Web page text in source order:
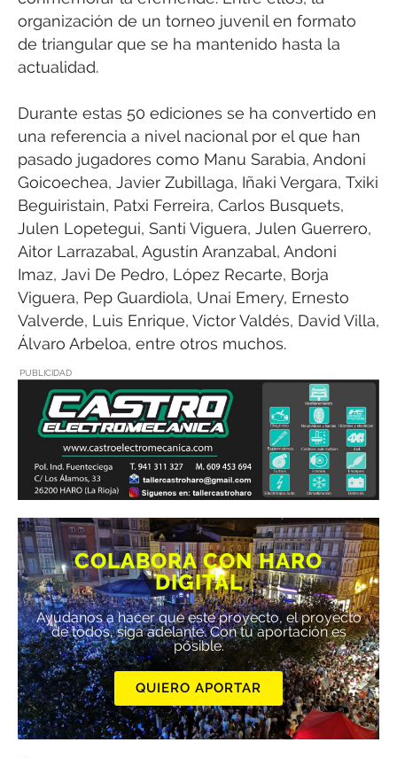
organización de un torneo juvenil en formato
de triangular que se ha mantenido hasta la
actualidad.
Durante estas 50 ediciones se ha convertido en
una referencia a nivel nacional por el que han
pasado jugadores como Manu Sarabia, Andoni
Goicoechea, Javier Zubillaga, Iñaki Vergara, Txiki
Beguiristain, Patxi Ferreira, Carlos Busquets,
Julen Lopetegui, Santi Viguera, Julen Guerrero,
Aitor Larrazabal, Agustín Aranzabal, Andoni
Imaz, Javi De Pedro, López Recarte, Borja
Viguera, Pep Guardiola, Unai Emery, Ernesto
Valverde, Luis Enrique, Victor Valdés, David Villa,
Álvaro Arbeloa, entre otros muchos.
PUBLICIDAD
COLABORA CON HARO
DIGITAL
Ayúdanos a hacer que este proyecto, el proyecto
de todos, siga adelante. Con tu aportación es
posible.
QUIERO APORTAR